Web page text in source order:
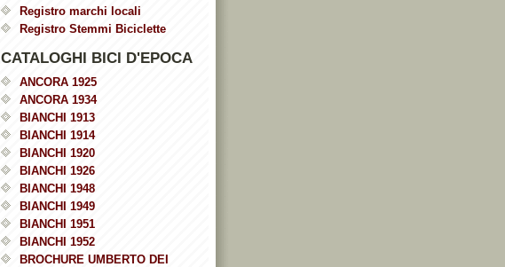
Registro marchi locali
Registro Stemmi Biciclette
CATALOGHI BICI D'EPOCA
ANCORA 1925
ANCORA 1934
BIANCHI 1913
BIANCHI 1914
BIANCHI 1920
BIANCHI 1926
BIANCHI 1948
BIANCHI 1949
BIANCHI 1951
BIANCHI 1952
BROCHURE UMBERTO DEI